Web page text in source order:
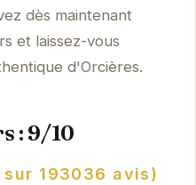
dès maintenant
et laissez-vous
d'Orcières.
: 9/10
sur 193036 avis)